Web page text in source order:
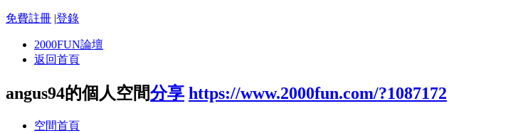
免費註冊 |登錄
2000FUN論壇
返回首頁
angus94的個人空間分享 https://www.2000fun.com/?1087172
空間首頁